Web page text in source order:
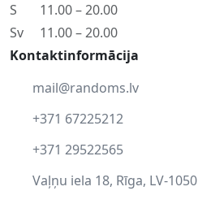
S
11.00 – 20.00
Sv
11.00 – 20.00
Kontaktinformācija
mail@randoms.lv
+371 67225212
+371 29522565
Vaļņu iela 18, Rīga, LV-1050